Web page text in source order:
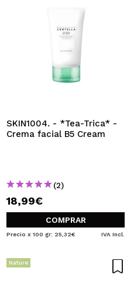
SKIN1004. - *Tea-Trica* -
Crema facial B5 Cream
(2)
18,99€
COMPRAR
Precio x 100 gr: 25,32€ IVA Incl.
Nature